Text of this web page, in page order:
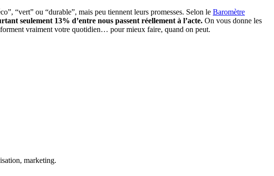
“vert” ou “durable”, mais peu tiennent leurs promesses. Selon le Baromètre
seulement 13% d’entre nous passent réellement à l’acte. On vous donne les
vraiment votre quotidien… pour mieux faire, quand on peut.
marketing.